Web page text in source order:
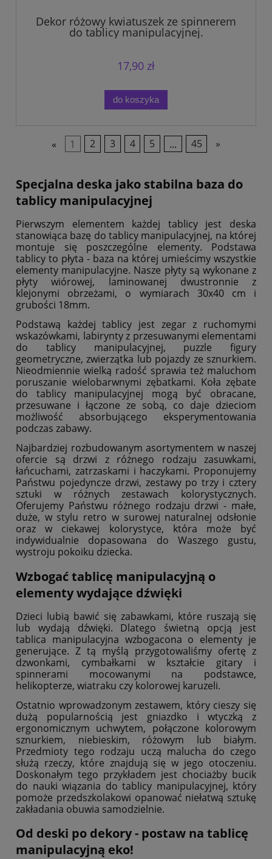
Dekor różowy kwiatuszek ze spinnerem
do tablicy manipulacyjnej.
17,90 zł
do koszyka
« 1 2 3 4 5 ... 45 »
Specjalna deska jako stabilna baza do
tablicy manipulacyjnej
Pierwszym elementem każdej tablicy jest deska
stanowiąca bazę do tablicy manipulacyjnej, na której
montuje się poszczególne elementy. Podstawa
tablicy to płyta - baza na której umieścimy wszystkie
elementy manipulacyjne. Nasze płyty są wykonane z
płyty wiórowej, laminowanej dwustronnie z
klejonymi obrzeżami, o wymiarach 30x40 cm i
grubości 18mm.
Podstawą każdej tablicy jest zegar z ruchomymi
wskazówkami, labirynty z przesuwanymi elementami
do tablicy manipulacyjnej, puzzle figury
geometryczne, zwierzątka lub pojazdy ze sznurkiem.
Nieodmiennie wielką radość sprawia też maluchom
poruszanie wielobarwnymi zębatkami. Koła zębate
do tablicy manipulacyjnej mogą być obracane,
przesuwane i łączone ze sobą, co daje dzieciom
możliwość absorbującego eksperymentowania
podczas zabawy.
Najbardziej rozbudowanym asortymentem w naszej
ofercie są drzwi z różnego rodzaju zasuwkami,
łańcuchami, zatrzaskami i haczykami. Proponujemy
Państwu pojedyncze drzwi, zestawy po trzy i cztery
sztuki w różnych zestawach kolorystycznych.
Oferujemy Państwu różnego rodzaju drzwi - małe,
duże, w stylu retro w surowej naturalnej odsłonie
oraz w ciekawej kolorystyce, która może być
indywidualnie dopasowana do Waszego gustu,
wystroju pokoiku dziecka.
Wzbogać tablicę manipulacyjną o
elementy wydające dźwięki
Dzieci lubią bawić się zabawkami, które ruszają się
lub wydają dźwięki. Dlatego świetną opcją jest
tablica manipulacyjna wzbogacona o elementy je
generujące. Z tą myślą przygotowaliśmy ofertę z
dzwonkami, cymbałkami w kształcie gitary i
spinnerami mocowanymi na podstawce,
helikopterze, wiatraku czy kolorowej karuzeli.
Ostatnio wprowadzonym zestawem, który cieszy się
dużą popularnością jest gniazdko i wtyczką z
ergonomicznym uchwytem, połączone kolorowym
sznurkiem, niebieskim, różowym lub białym.
Przedmioty tego rodzaju uczą malucha do czego
służą rzeczy, które znajdują się w jego otoczeniu.
Doskonałym tego przykładem jest chociażby bucik
do nauki wiązania do tablicy manipulacyjnej, który
pomoże przedszkolakowi opanować niełatwą sztukę
zakładania obuwia samodzielnie.
Od deski po dekory - postaw na tablicę
manipulacyjną eko!